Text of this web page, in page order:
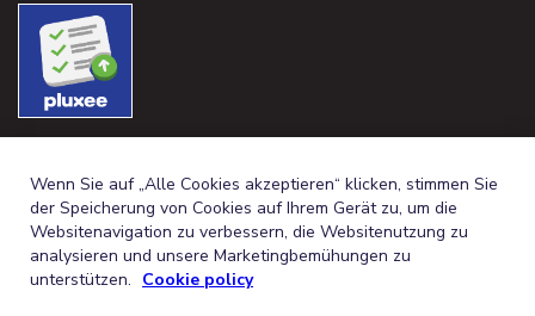
Wenn Sie auf „Alle Cookies akzeptieren“ klicken, stimmen Sie
der Speicherung von Cookies auf Ihrem Gerät zu, um die
Websitenavigation zu verbessern, die Websitenutzung zu
analysieren und unsere Marketingbemühungen zu
unterstützen. Cookie policy